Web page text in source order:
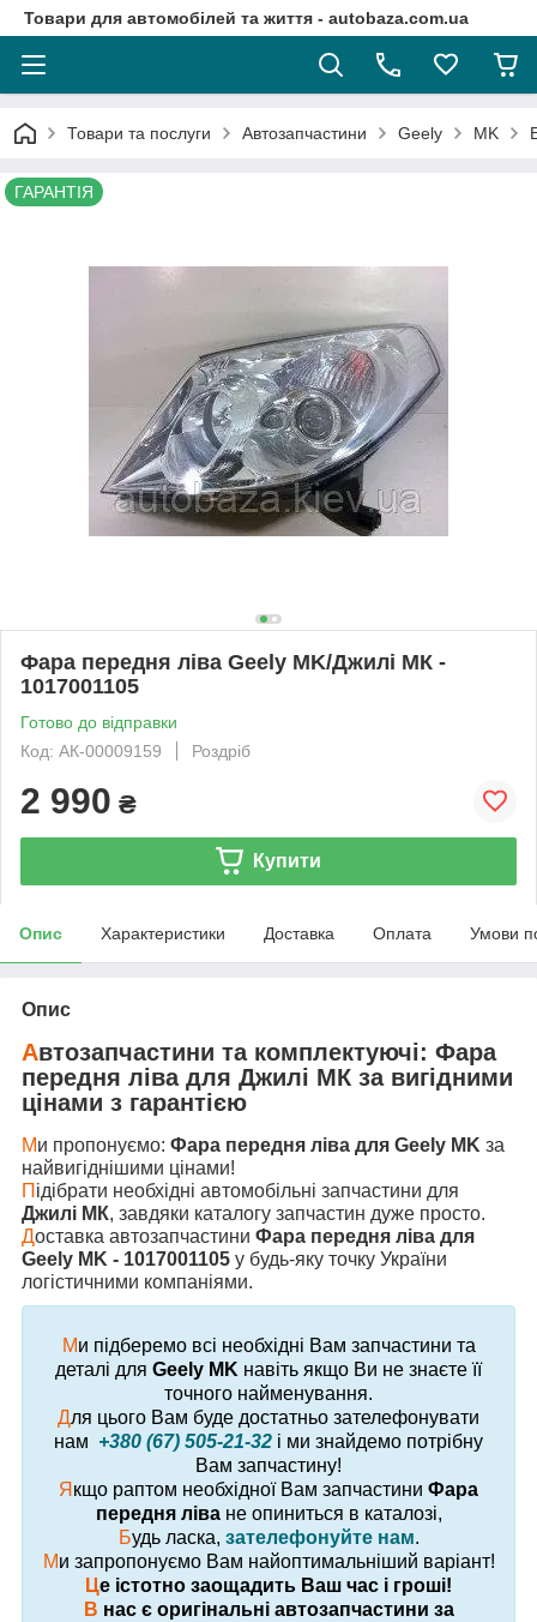
Товари для автомобілей та життя - autobaza.com.ua
Товари та послуги Автозапчастини Geely MK
ГАРАНТІЯ
Фара передня ліва Geely MK/Джилі МК -
1017001105
Готово до відправки
Код: АК-00009159
Роздріб
2 990 ₴
Купити
Опис Характеристики Доставка Оплата Умови
Опис
Автозапчастини та комплектуючі: Фара
передня лівадля Джилі МК за вигідними
цінами з гарантією
Ми пропонуємо: Фара передня ліва для Geely MK за
найвигіднішими цінами!
П ідібрати необхідні автомобільні запчастини для
Джилі МК, завдяки каталогу запчастин дуже просто.
Доставка автозапчастини Фара передня ліва для
Geely MK - 1017001105 у будь-яку точку України
логістичними компаніями.
Ми підберемо всі необхідні Вам запчастини та
деталі для Geely MK навіть якщо Ви не знаєте її
точного найменування.
Для цього Вам буде достатньо зателефонувати
нам +380 (67) 505-21-32 і ми знайдемо потрібну
Вам запчастину!
Я кщо раптом необхідної Вам запчастини Фара
передня ліване опиниться в каталозі,
Будь ласка, зателефонуйте нам.
Ми запропонуємо Вам найоптимальніший варіант!
Це істотно заощадить Ваш час і гроші!
В нас є оригінальні автозапчастини за